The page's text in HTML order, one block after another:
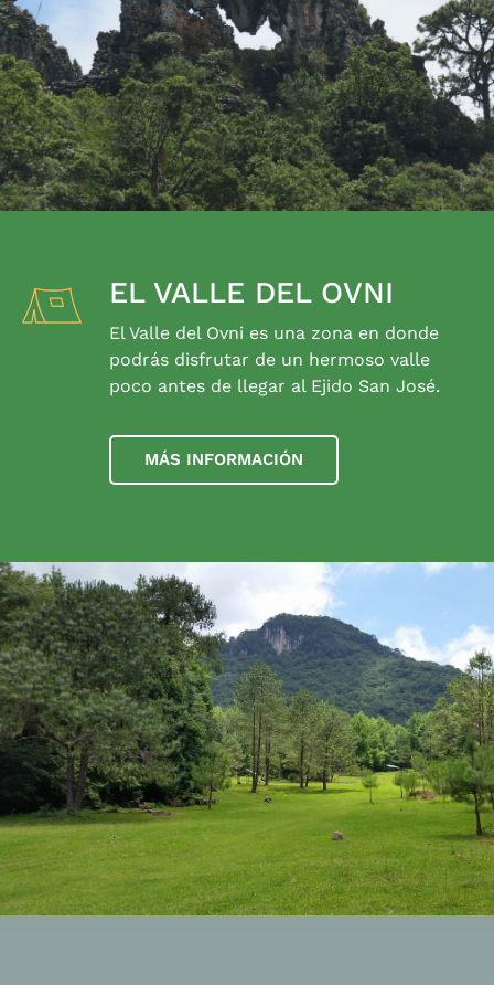
EL VALLE DEL OVNI
El Valle del Ovni es una zona en donde
podrás disfrutar de un hermoso valle
poco antes de llegar al Ejido San José.
MÁS INFORMACIÓN